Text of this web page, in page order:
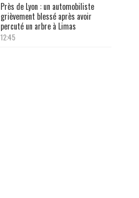
Près de Lyon : un automobiliste
grièvement blessé après avoir
percuté un arbre à Limas
12:45